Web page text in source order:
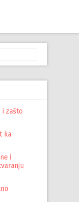
zašto
ka
i